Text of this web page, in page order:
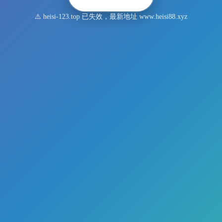
⚠️ heisi-123.top 已失效，最新地址 www.heisi88.xyz